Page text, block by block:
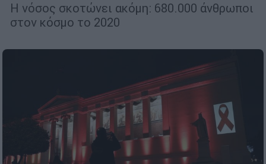
H νόσος σκοτώνει ακόμη: 680.000 άνθρωποι
στον κόσμο το 2020